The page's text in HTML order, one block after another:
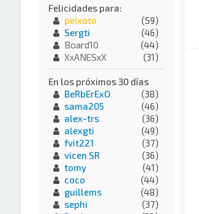
Felicidades para:
peixoto
(59)
Sergti
(46)
Board10
(44)
XxANESxX
(31)
En los próximos 30 días
BeRbErExO
(38)
sama205
(46)
alex-trs
(36)
alexgti
(49)
fvit221
(37)
vicen SR
(36)
tomy
(41)
coco
(44)
guillems
(48)
sephi
(37)